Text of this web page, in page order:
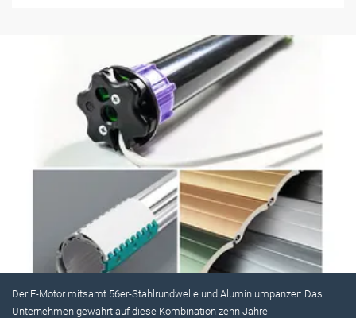
Der E-Motor mitsamt 56er-Stahlrundwelle und Aluminiumpanzer: Das
Unternehmen gewährt auf diese Kombination zehn Jahre